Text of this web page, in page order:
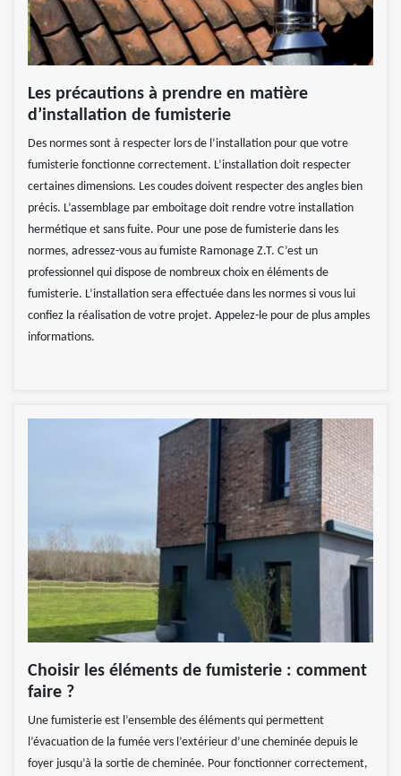
Les précautions à prendre en matière
d’installation de fumisterie
Des normes sont à respecter lors de l’installation pour que votre
fumisterie fonctionne correctement. L’installation doit respecter
certaines dimensions. Les coudes doivent respecter des angles bien
précis. L’assemblage par emboitage doit rendre votre installation
hermétique et sans fuite. Pour une pose de fumisterie dans les
normes, adressez-vous au fumiste Ramonage Z.T. C’est un
professionnel qui dispose de nombreux choix en éléments de
fumisterie. L’installation sera effectuée dans les normes si vous lui
confiez la réalisation de votre projet. Appelez-le pour de plus amples
informations.
Choisir les éléments de fumisterie : comment
faire ?
Une fumisterie est l’ensemble des éléments qui permettent
l’évacuation de la fumée vers l’extérieur d’une cheminée depuis le
foyer jusqu’à la sortie de cheminée. Pour fonctionner correctement,